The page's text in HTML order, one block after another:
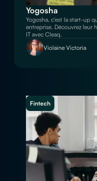
Yogosha
Yogosha, c'est la start-up
entreprise. Découvrez leur
IT avec Cleaq.
Violaine Victoria
Fintech